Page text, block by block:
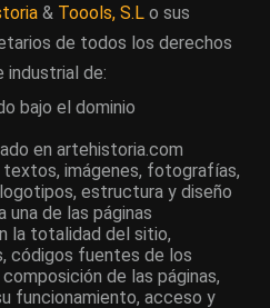
& Toools, S.L o sus
de todos los derechos
industrial de:
bajo el dominio
en artehistoria.com
textos, imágenes, fotografías,
estructura y diseño
una de las páginas
la totalidad del sitio,
códigos fuentes de los
de las páginas,
funcionamiento, acceso y